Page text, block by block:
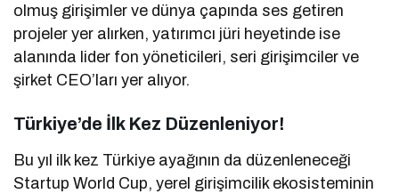
olmuş girişimler ve dünya çapında ses getiren
projeler yer alırken, yatırımcı jüri heyetinde ise
alanında lider fon yöneticileri, seri girişimciler ve
şirket CEO’ları yer alıyor.
Türkiye’de İlk Kez Düzenleniyor!
Bu yıl ilk kez Türkiye ayağının da düzenleneceği
Startup World Cup, yerel girişimcilik ekosisteminin